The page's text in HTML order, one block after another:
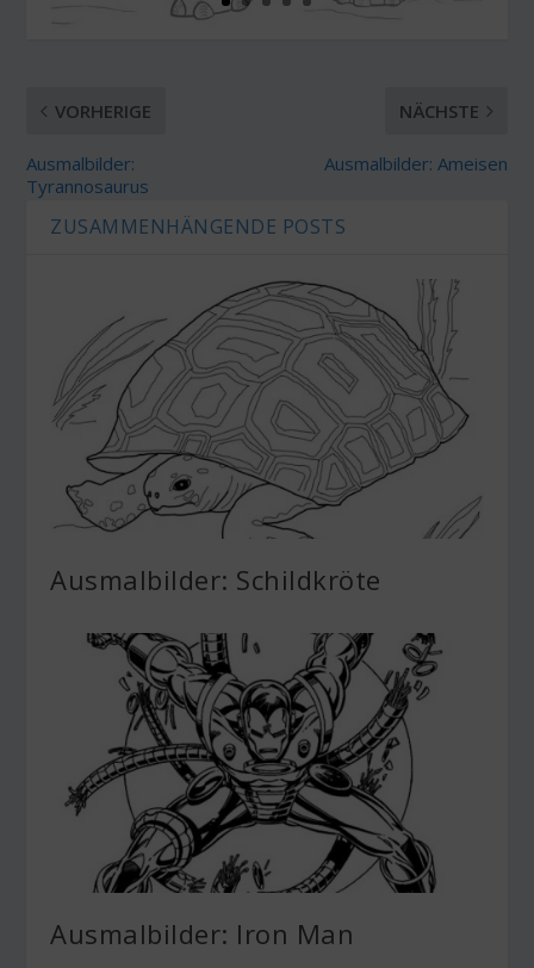
VORHERIGE
Ausmalbilder:
Tyrannosaurus
NÄCHSTE
Ausmalbilder: Ameisen
ZUSAMMENHÄNGENDE POSTS
Ausmalbilder: Schildkröte
Ausmalbilder: Iron Man